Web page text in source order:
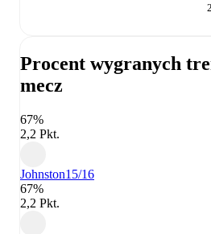
2
Procent wygranych
mecz
67%
2,2 Pkt.
Johnston15/16
67%
2,2 Pkt.